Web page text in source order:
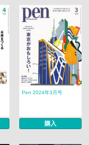
Pen 2024年3月号
購入